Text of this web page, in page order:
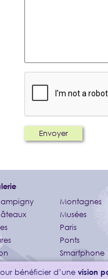
Montagnes
Musées
Paris
Ponts
Smartphone
bénéficier d’une vision